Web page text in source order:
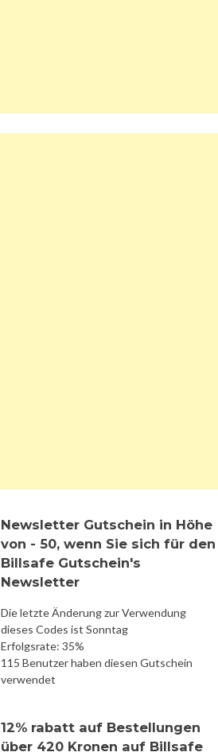
Newsletter Gutschein in Höhe
von - 50, wenn Sie sich für den
Billsafe Gutschein's
Newsletter
Die letzte Änderung zur Verwendung
dieses Codes ist Sonntag
Erfolgsrate: 35%
115 Benutzer haben diesen Gutschein
verwendet
12% rabatt auf Bestellungen
über 420 Kronen auf Billsafe